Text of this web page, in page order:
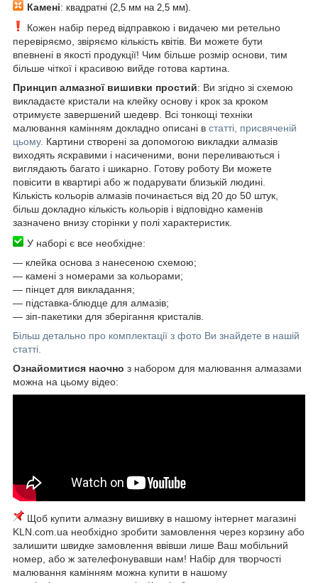
Камені: квадратні (2,5 мм на 2,5 мм).
Кожен набір перед відправкою і видачею ми ретельно
перевіряємо, звіряємо кількість квітів. Ви можете бути
впевнені в якості продукції! Чим більше розмір основи, тим
більше чіткої і красивою вийде готова картина.
Принцип алмазної вишивки простий: Ви згідно зі схемою
викладаєте кристали на клейку основу і крок за кроком
отримуєте завершений шедевр. Всі тонкощі техніки
малювання камінням докладно описані в статті, присвяченій
цьому. Картини створені за допомогою викладки алмазів
виходять яскравими і насиченими, вони переливаються і
виглядають багато і шикарно. Готову роботу Ви можете
повісити в квартирі або ж подарувати близькій людині.
Кількість кольорів алмазів починається від 20 до 50 штук,
більш докладно кількість кольорів і відповідно каменів
зазначено внизу сторінки у полі характеристик.
У наборі є все необхідне:
― клейка основа з нанесеною схемою;
― камені з номерами за кольорами;
― пінцет для викладання;
― підставка-блюдце для алмазів;
― зіп-пакетики для зберігання кристалів.
Більш детально про комплектації з фото Ви знайдете в нашій
статті.
Ознайомитися наочно з набором для малювання алмазами
можна на цьому відео:
Щоб купити алмазну вишивку в нашому інтернет магазині
KLN.com.ua необхідно зробити замовлення через корзину або
залишити швидке замовлення ввівши лише Ваш мобільний
номер, або ж зателефонувавши нам! Набір для творчості
малювання камінням можна купити в нашому